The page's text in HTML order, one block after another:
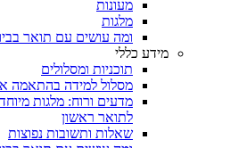
מעונות
מלגות
ומה עושים עם תואר
מידע כללי
תוכניות ומסלולים
מסלול למידה בהתאמה
מדעים ורוח: מלגות
לתואר ראשון
שאלות ותשובות נפוצות